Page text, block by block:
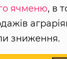
ячменю, в
зниження.